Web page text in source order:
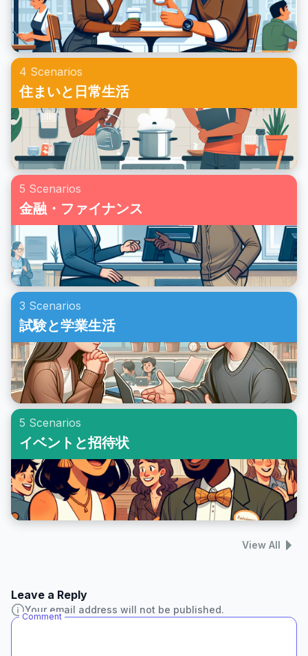
4 Scenarios
住まいと日常生活
5 Scenarios
金融・ファイナンス
3 Scenarios
試験と学業生活
5 Scenarios
イベントと招待状
View All
Leave a Reply
Your email address will not be published.
Comment